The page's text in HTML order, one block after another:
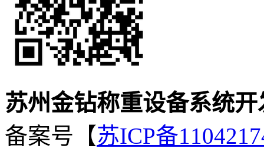
苏州金钻称重设备系统
备案号【苏ICP备